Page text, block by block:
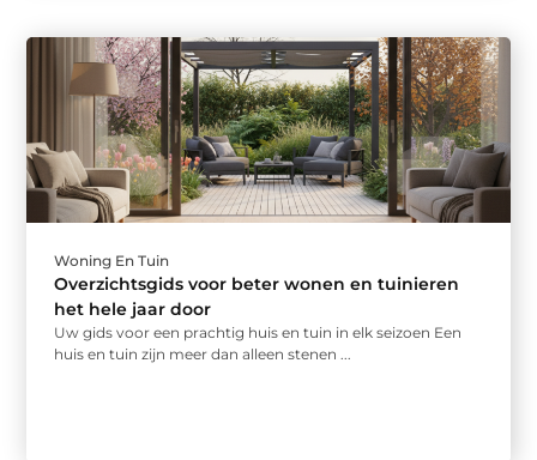
Woning En Tuin
Overzichtsgids voor beter wonen en tuinieren
het hele jaar door
Uw gids voor een prachtig huis en tuin in elk seizoen Een
huis en tuin zijn meer dan alleen stenen ...